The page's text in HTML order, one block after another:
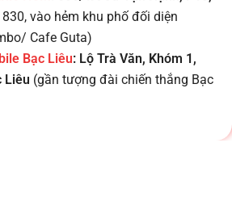
830, vào hẻm khu phố đối diện
Cafe Guta)
Bạc Liêu: Lộ Trà Văn, Khóm 1,
Liêu (gần tượng đài chiến thắng Bạc